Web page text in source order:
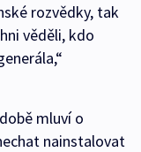
rozvědky, tak
věděli, kdo
mluví o
nainstalovat